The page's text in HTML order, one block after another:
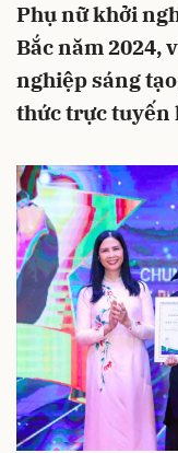
Phụ nữ khởi
Bắc năm 2024,
nghiệp sáng
thức trực tuyến